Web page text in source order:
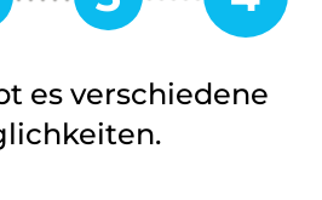
es verschiedene